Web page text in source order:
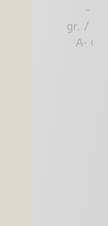
-
gr. / km
A- G